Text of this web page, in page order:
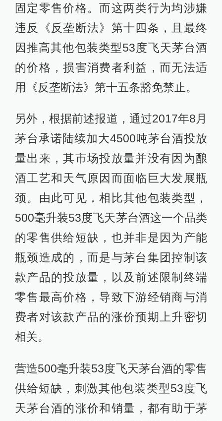
固定零售价格。而这两类行为均涉嫌
违反《反垄断法》第十四条，且最终
因推高其他包装类型53度飞天茅台酒
的价格，损害消费者利益，而无法适
用《反垄断法》第十五条豁免禁止。
另外，根据前述报道，通过2017年8月
茅台承诺陆续加大4500吨茅台酒投放
量出来，其市场投放量并没有因为酿
酒工艺和天气原因而面临巨大发展瓶
颈。由此可见，相比其他包装类型，
500毫升装53度飞天茅台酒这一个品类
的零售供给短缺，也并非是因为产能
瓶颈造成的，而是与茅台集团控制该
款产品的投放量，以及前述限制终端
零售最高价格，导致下游经销商与消
费者对该款产品的涨价预期上升密切
相关。
营造500毫升装53度飞天茅台酒的零售
供给短缺，刺激其他包装类型53度飞
天茅台酒的涨价和销量，都有助于茅